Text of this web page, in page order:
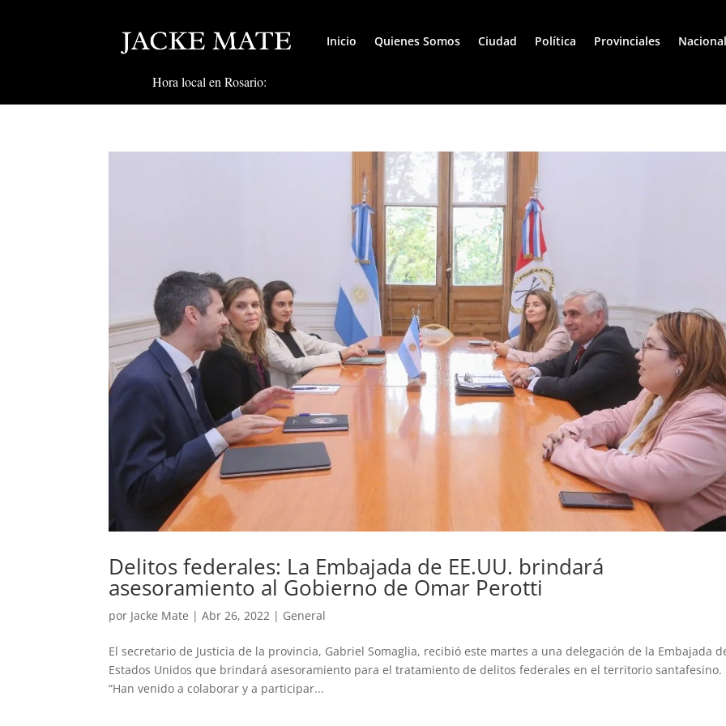
Inicio Quienes Somos Ciudad Política Provinciales
Hora local en Rosario:
Delitos federales: La Embajada de EE.UU. brindará
asesoramiento al Gobierno de Omar Perotti
por Jacke Mate |Abr 26, 2022 | General
El secretario de Justicia de la provincia, Gabriel Somaglia, recibió este martes a una delegación de la Embajada
Estados Unidos que brindará asesoramiento para el tratamiento de delitos federales en el territorio santafesino.
“Han venido a colaborar y a participar...